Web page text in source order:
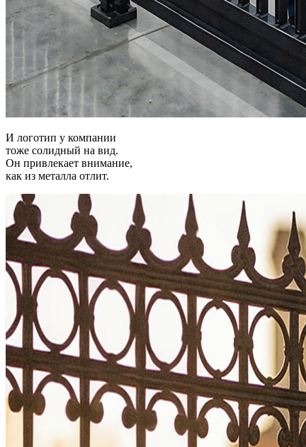
И логотип у компании
тоже солидный на вид.
Он привлекает внимание,
как из металла отлит.